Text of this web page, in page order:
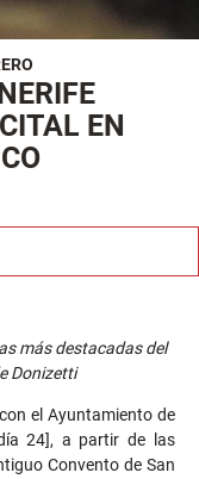
EN
más destacadas del
Donizetti
el Ayuntamiento de
24], a partir de las
Convento de San